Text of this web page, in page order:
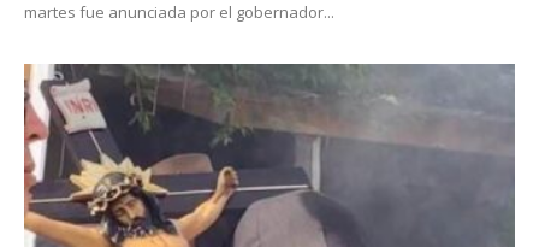
martes fue anunciada por el gobernador...